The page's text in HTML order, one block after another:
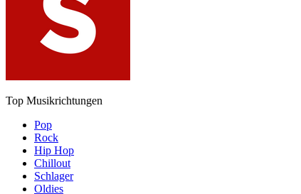
Top Musikrichtungen
Pop
Rock
Hip Hop
Chillout
Schlager
Oldies